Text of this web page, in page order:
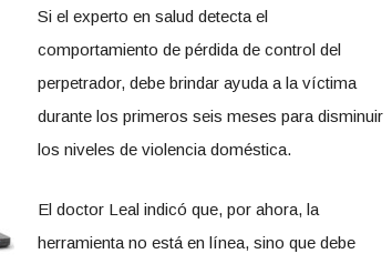
Si el experto en salud detecta el
comportamiento de pérdida de control del
perpetrador, debe brindar ayuda a la víctima
durante los primeros seis meses para disminuir
los niveles de violencia doméstica.
El doctor Leal indicó que, por ahora, la
herramienta no está en línea, sino que debe